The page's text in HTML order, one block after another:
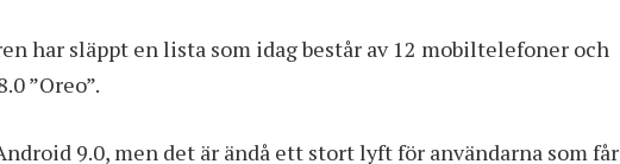
har släppt en lista som idag består av 12 mobiltelefoner och
”Oreo”.
9.0, men det är ändå ett stort lyft för användarna som får